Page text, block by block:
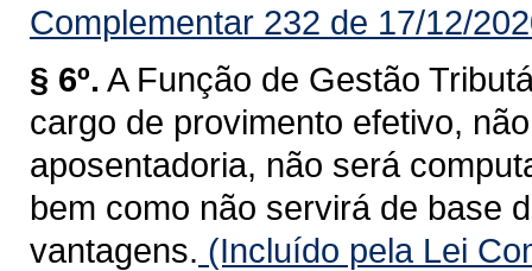
Complementar 232 de 17/12/
§ 6º. A Função de Gestão
cargo de provimento efetivo,
aposentadoria, não será
bem como não servirá de base
vantagens. (Incluído pela Lei